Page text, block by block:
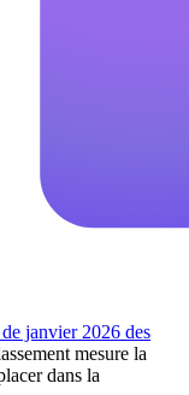
janvier 2026 des
mesure la
dans la